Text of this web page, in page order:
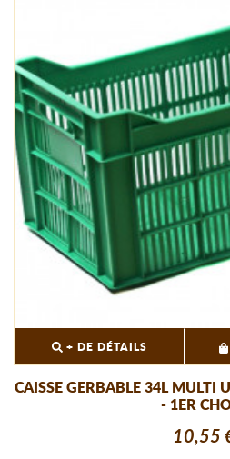
+ DE DÉTAILS
CAISSE GERBABLE 34L MULTI
- 1ER
10,55